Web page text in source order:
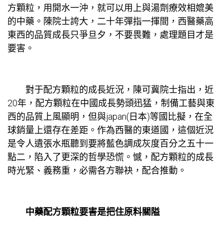
方顆粒，用開水一沖，就可以用上與湯劑療效相媲美
的中藥。陳院士誇大，二十年彈指一揮間，西醫藥高
東西的品質成長只爭旦夕，不要畏難，處理題目才是
要害。
對于配方顆粒的成長近況，陳可冀院士指出，近
20年，配方顆粒在中國成長勢頭迅猛，制備工藝與東
西的品質上風顯明，但與japan(日本)等國比擬，在全
球銷量上還存在差距。作為西醫的東道國，這個近況
是令人遺張水瓶聽到要將藍色調成灰度百分之五十一
點二，陷入了更深的哲學恐慌。憾，配方顆粒的成長
時光緊、義務重，必需各方聯袂，配合推動。
中藥配方顆粒要害是把住原料關隘